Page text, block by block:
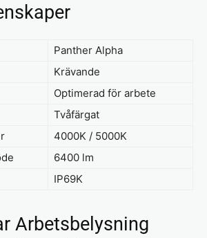
Panther Alpha
Krävande
Optimerad för arbete
Tvåfärgat
4000K / 5000K
6400 lm
IP69K
Arbetsbelysning